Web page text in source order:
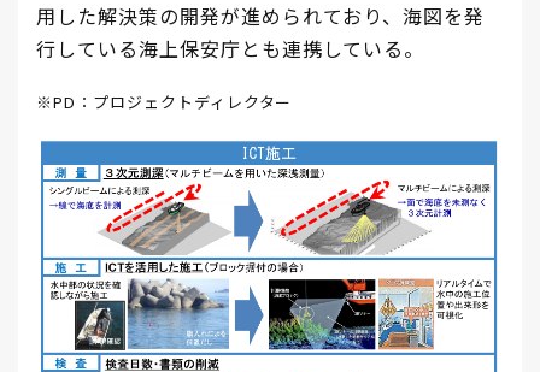
用した解決策の開発が進められており、海図を発
行している海上保安庁とも連携している。
※PD：プロジェクトディレクター